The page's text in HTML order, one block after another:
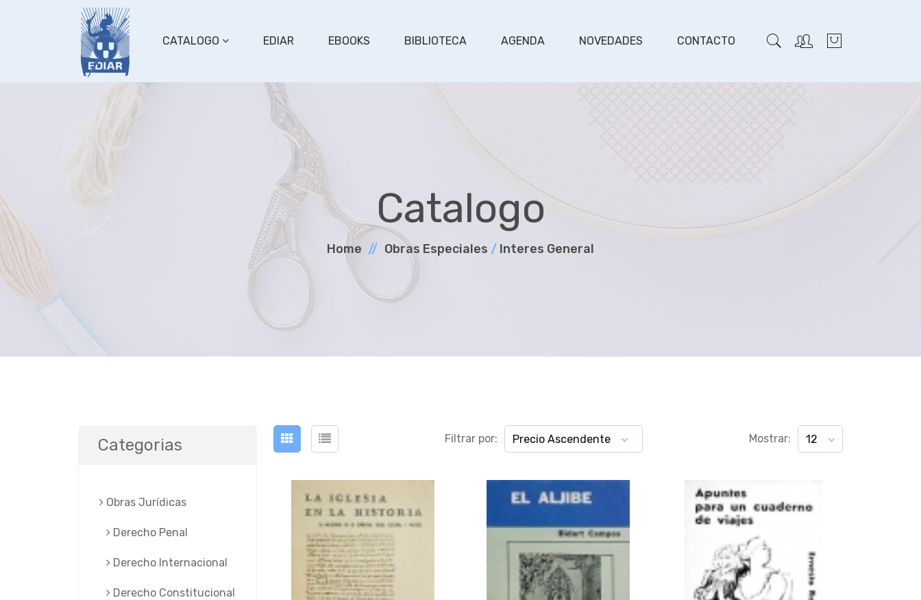
CATALOGO EDIAR EBOOKS BIBLIOTECA AGENDA NOVEDADES CONTACTO
Catalogo
Home Obras Especiales / Interes General
Filtrar por: Precio Ascendente Mostrar: 12
Categorias
Obras Jurí­dicas
Derecho Penal
Derecho Internacional
Derecho Constitucional